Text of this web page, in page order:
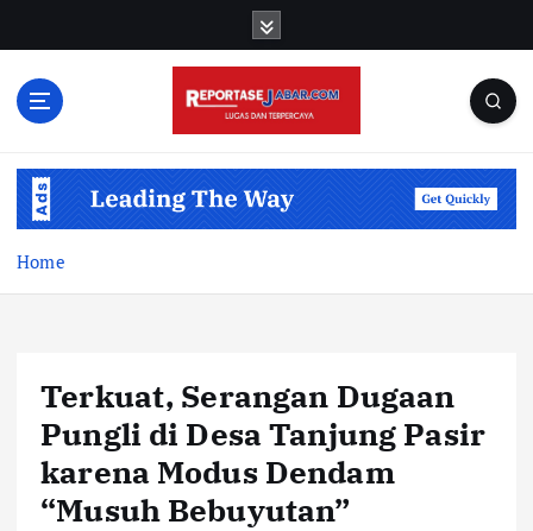
Home
Terkuat, Serangan Dugaan
Pungli di Desa Tanjung Pasir
karena Modus Dendam
“Musuh Bebuyutan”